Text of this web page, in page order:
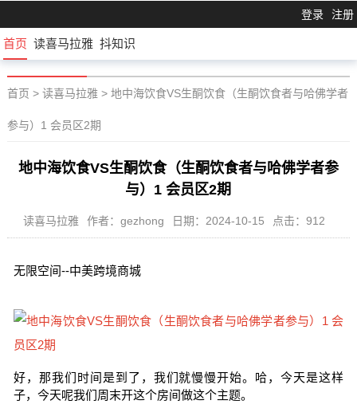
登录 注册
首页 读喜马拉雅 抖知识
首页 > 读喜马拉雅> 地中海饮食VS生酮饮食（生酮饮食者与哈佛学者
参与）1 会员区2期
地中海饮食VS生酮饮食（生酮饮食者与哈佛学者参
与）1 会员区2期
读喜马拉雅 作者：gezhong 日期：2024-10-15 点击：912
无限空间--中美跨境商城
好，那我们时间是到了，我们就慢慢开始。哈，今天是这样
子，今天呢我们周末开这个房间做这个主题。